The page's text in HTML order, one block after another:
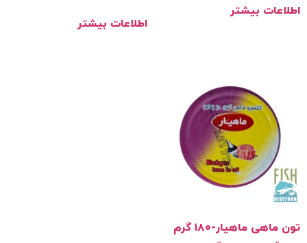
بیشتر
اطلاعات بیشتر
ماهیار-۱۸۰ گرم